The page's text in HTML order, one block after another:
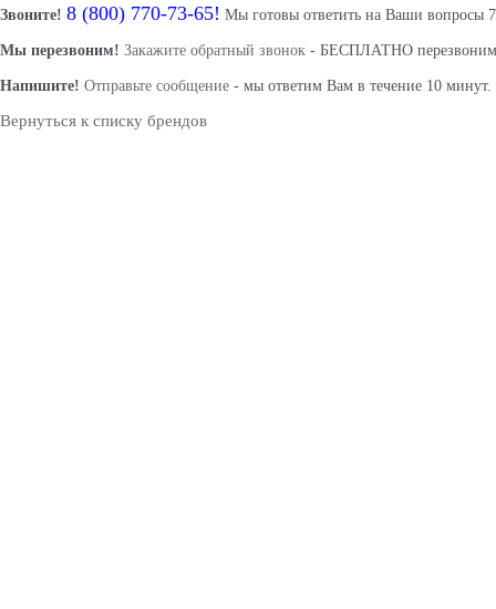
Звоните! 8 (800) 770-73-65! Мы готовы ответить на Ваши вопросы
Мы перезвоним! Закажите обратный звонок - БЕСПЛАТНО перезвоним
Напишите! Отправьте сообщение - мы ответим Вам в течение 10 минут.
Вернуться к списку брендов